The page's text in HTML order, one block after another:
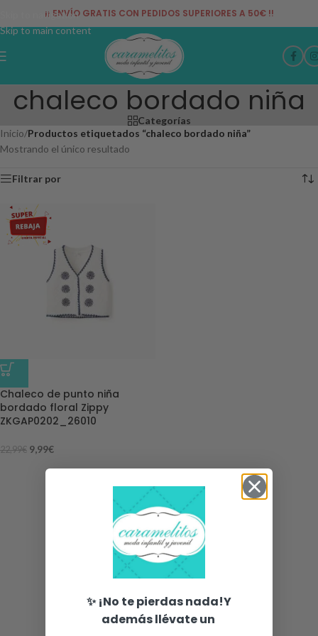
Skip to navigation
Skip to main content
¡¡ ENVÍO GRATIS CON PEDIDOS SUPERIORES A 50€ !!
chaleco bordado niña
Categorías
Inicio/Productos etiquetados “chaleco bordado niña”
Mostrando el único resultado
Filtrar por
-57%
Chaleco de punto niña
bordado floral Zippy
ZKGAP0202_26010
22,99€ 9,99€
✨ ¡No te pierdas nada!Y
además llévate un